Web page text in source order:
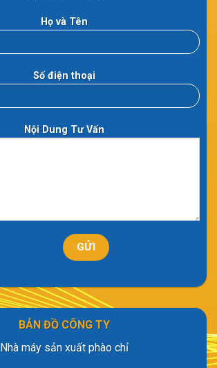
Họ và Tên
Số điện thoại
Nội Dung Tư Vấn
BẢN ĐỒ CÔNG TY
Nhà máy sản xuất phào chỉ